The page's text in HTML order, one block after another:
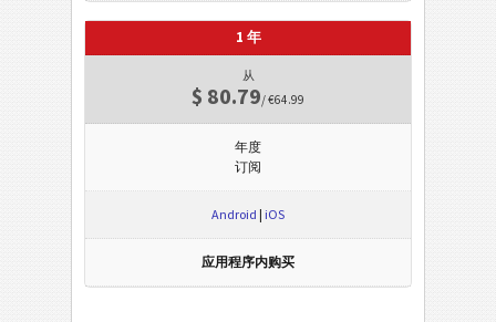
1 年
从
$ 80.79/ €64.99
年度
订阅
Android | iOS
应用程序内购买